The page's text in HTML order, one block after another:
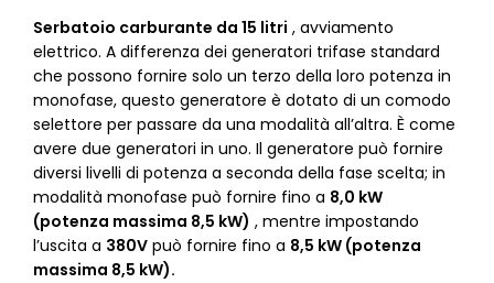
Serbatoio carburante da 15 litri , avviamento
elettrico. A differenza dei generatori trifase standard
che possono fornire solo un terzo della loro potenza in
monofase, questo generatore è dotato di un comodo
selettore per passare da una modalità all’altra. È come
avere due generatori in uno. Il generatore può fornire
diversi livelli di potenza a seconda della fase scelta; in
modalità monofase può fornire fino a 8,0 kW
(potenza massima 8,5 kW) , mentre impostando
l’uscita a 380V può fornire fino a 8,5 kW (potenza
massima 8,5 kW).